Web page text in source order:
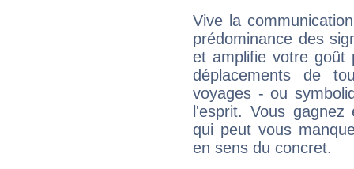
Vive la
prédominance des
et amplifie votre goût
déplacements de
voyages - ou
l'esprit. Vous
qui peut vous
en sens du concret.